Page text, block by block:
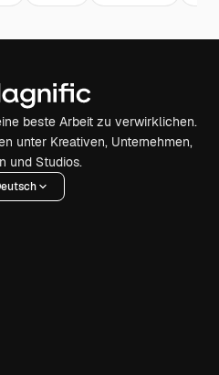
beste Arbeit zu verwirklichen.
unter Kreativen, Unternehmen,
und Studios.